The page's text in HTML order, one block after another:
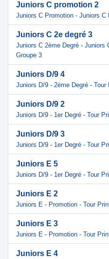
Juniors C promotion 2
Juniors C Promotion - Juniors C
Juniors C 2e degré 3
Juniors C 2ème Degré - Juniors
Groupe 3
Juniors D/9 4
Juniors D/9 - 2ème Degré -
Juniors D/9 2
Juniors D/9 - 1er Degré - Tour
Juniors D/9 3
Juniors D/9 - 1er Degré - Tour
Juniors E 5
Juniors D/9 - 1er Degré - Tour
Juniors E 2
Juniors E - Promotion - Tour
Juniors E 3
Juniors E - Promotion - Tour
Juniors E 4